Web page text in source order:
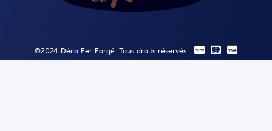
©2024 Déco Fer Forgé. Tous droits réservés.